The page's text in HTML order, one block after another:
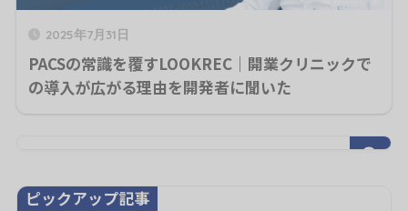
2025年7月31日
PACSの常識を覆すLOOKREC｜開業クリニックで
の導入が広がる理由を開発者に聞いた
ピックアップ記事